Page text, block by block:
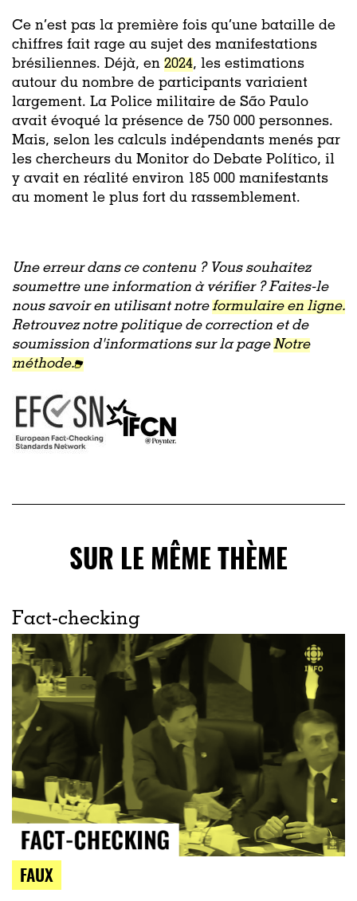
Ce n’est pas la première fois qu’une bataille de
chiffres fait rage au sujet des manifestations
brésiliennes. Déjà, en 2024, les estimations
autour du nombre de participants variaient
largement. La Police militaire de São Paulo
avait évoqué la présence de 750 000 personnes.
Mais, selon les calculs indépendants menés par
les chercheurs du Monitor do Debate Político, il
y avait en réalité environ 185 000 manifestants
au moment le plus fort du rassemblement.
Une erreur dans ce contenu ? Vous souhaitez
soumettre une information à vérifier ? Faites-le
nous savoir en utilisant notreformulaire en ligne.
Retrouvez notre politique de correction et de
soumission d'informations sur la pageNotre
méthode.
SUR LE MÊME THÈME
Fact-checking
FAUX